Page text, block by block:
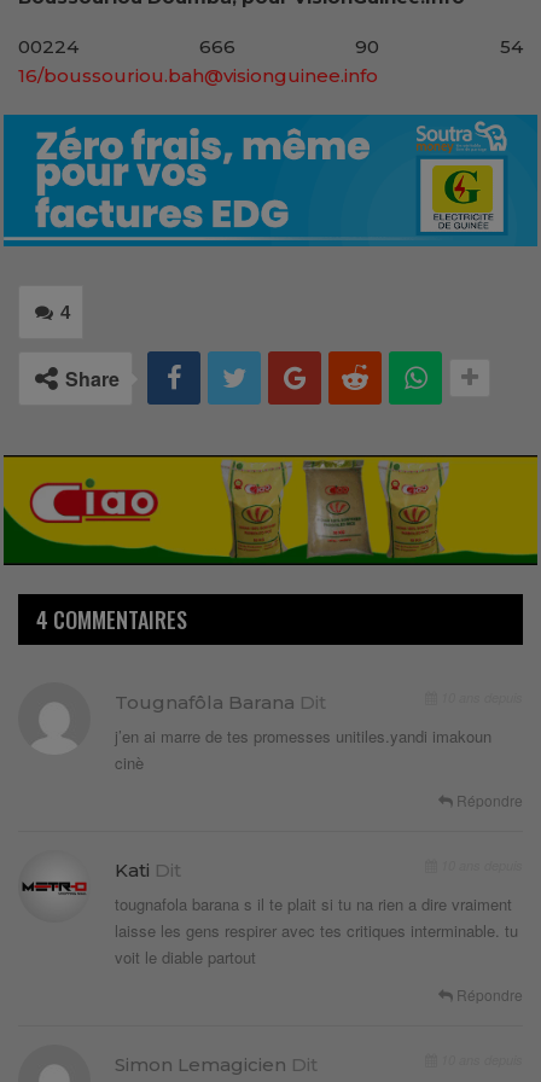
00224 666 90 54
16/boussouriou.bah@visionguinee.info
4
Share
4 COMMENTAIRES
Tougnafôla Barana Dit
j’en ai marre de tes promesses unitiles.yandi imakoun
cinè
Répondre
Kati Dit
tougnafola barana s il te plait si tu na rien a dire vraiment
laisse les gens respirer avec tes critiques interminable. tu
voit le diable partout
Répondre
Simon Lemagicien Dit